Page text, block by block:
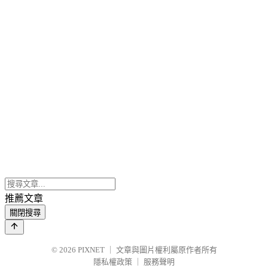
推薦文章
關閉搜尋
© 2026 PIXNET
文章與圖片權利屬原作者所有
隱私權政策
服務聲明